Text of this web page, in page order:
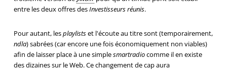
entre les deux offres desInvestisseurs réunis.
Pour autant, lesplaylistset l'écoute au titre sont (temporairement,
ndla) sabrées (car encore une fois économiquement non viables)
afin de laisser place à une simplesmartradiocomme il en existe
des dizaines sur le Web. Ce changement de cap aura